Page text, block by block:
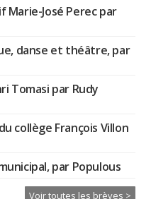
Marie-José Perec par
danse et théâtre, par
Tomasi par Rudy
collège François Villon
par Populous
Voir toutes les brèves >